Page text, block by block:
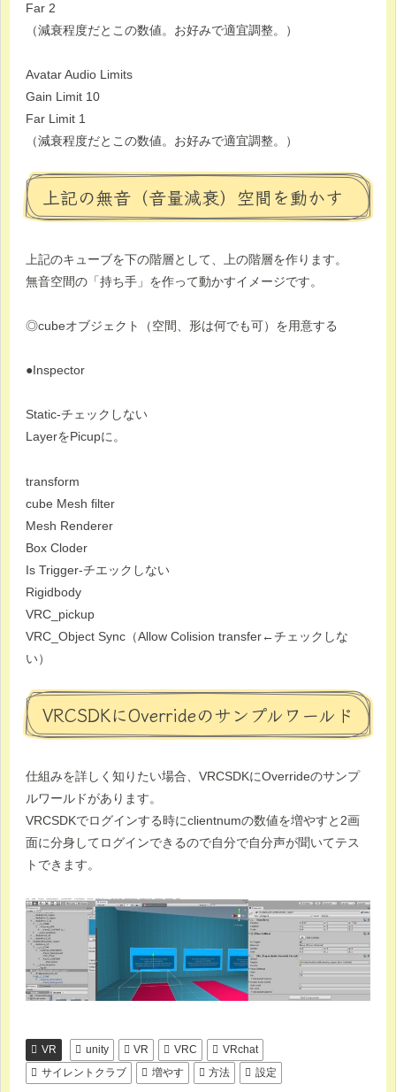
Far 2
（減衰程度だとこの数値。お好みで適宜調整。）
Avatar Audio Limits
Gain Limit 10
Far Limit 1
（減衰程度だとこの数値。お好みで適宜調整。）
上記の無音（音量減衰）空間を動かす
上記のキューブを下の階層として、上の階層を作ります。
無音空間の「持ち手」を作って動かすイメージです。
◎cubeオブジェクト（空間、形は何でも可）を用意する
●Inspector
Static-チェックしない
LayerをPicupに。
transform
cube Mesh filter
Mesh Renderer
Box Cloder
Is Trigger-チエックしない
Rigidbody
VRC_pickup
VRC_Object Sync（Allow Colision transfer←チェックしな
い）
VRCSDKにOverrideのサンプルワールド
仕組みを詳しく知りたい場合、VRCSDKにOverrideのサンプ
ルワールドがあります。
VRCSDKでログインする時にclientnumの数値を増やすと2画
面に分身してログインできるので自分で自分声が聞いてテス
トできます。
VR unity VR VRC
VRchat
サイレントクラブ
増やす 方法 設定